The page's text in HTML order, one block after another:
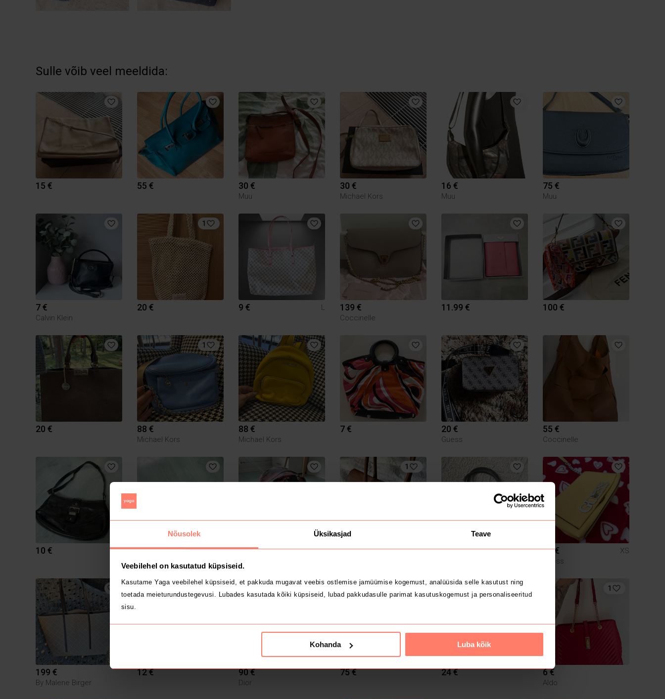
Nõusolek Üksikasjad Teave
Veebilehel on kasutatud küpsiseid.
Kasutame Yaga veebilehel küpsiseid, et pakkuda mugavat veebis ostlemise jamüümise kogemust, analüüsida selle kasutust ning
toetada meieturundustegevusi. Lubades kasutada kõiki küpsiseid, lubad pakkudasulle parimat kasutuskogemust ja personaliseeritud
sisu.
Kohanda Luba kõik
Sulle võib veel meeldida:
15 € 55 € 30 €
Muu
30 €
Michael Kors
16 €
Muu
75 €
Muu
7 €
Calvin Klein
1
20 € 9 € L 139 €
Coccinelle
11.99 € 100 €
20 €
1
88 €
Michael Kors
88 €
Michael Kors
7 € 20 €
Guess
55 €
Coccinelle
10 € 17 €
Escada
10 €
1
70 € 10 € 20 €
XS
Guess
199 €
By Malene Birger
12 € 90 €
Dior
3
75 € 24 €
1
6 €
Aldo